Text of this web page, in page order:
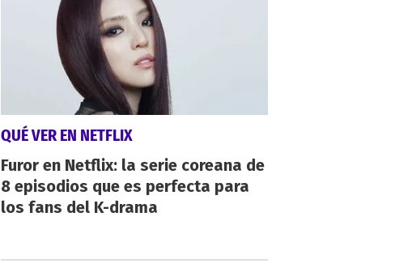
QUÉ VER EN NETFLIX
Furor en Netflix: la serie coreana de
8 episodios que es perfecta para
los fans del K-drama